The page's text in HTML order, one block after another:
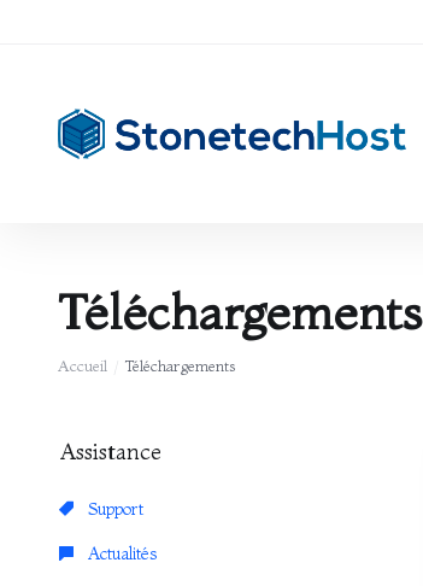
Téléchargements
Accueil Téléchargements
Assistance
Support
Actualités